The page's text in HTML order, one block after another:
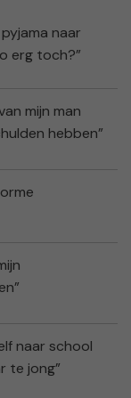
naar
erg toch?”
mijn man
hebben”
naar school
te jong”